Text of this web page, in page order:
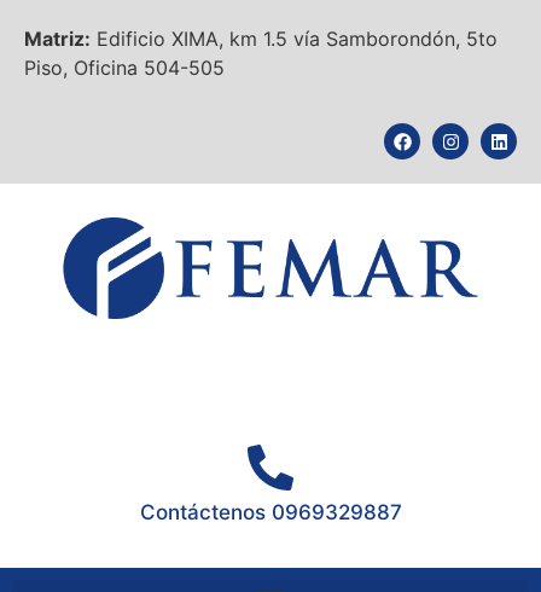
Matriz: Edificio XIMA, km 1.5 vía Samborondón, 5to
Piso, Oficina 504-505
Contáctenos 0969329887